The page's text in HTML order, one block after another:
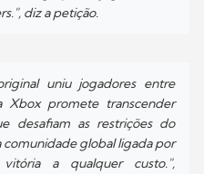
diz a petição.
uniu jogadores entre
Xbox promete transcender
desafiam as restrições do
global ligada por
a qualquer custo.",